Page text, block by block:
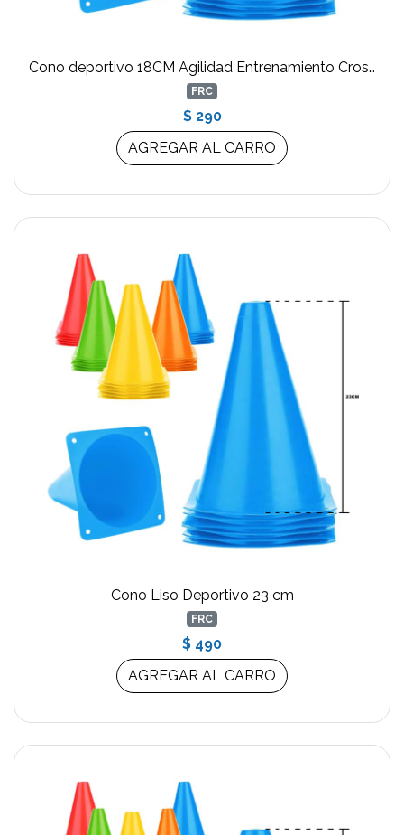
Cono deportivo 18CM Agilidad Entrenamiento Crossfit
FRC
$ 290
AGREGAR AL CARRO
Cono Liso Deportivo 23 cm
FRC
$ 490
AGREGAR AL CARRO